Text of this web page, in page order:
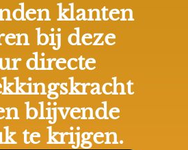
klanten
bij deze
directe
blijvende
te krijgen.